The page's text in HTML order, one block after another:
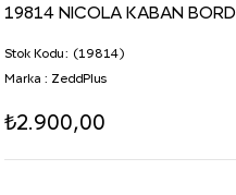
19814 NICOLA KABAN
(19814)
Stok Kodu
Marka : ZeddPlus
₺2.900,00